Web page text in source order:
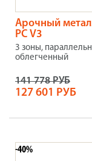
Арочный
PC V3
3 зоны,
облегченный
141 778 РУБ
127 601 РУБ
-40%